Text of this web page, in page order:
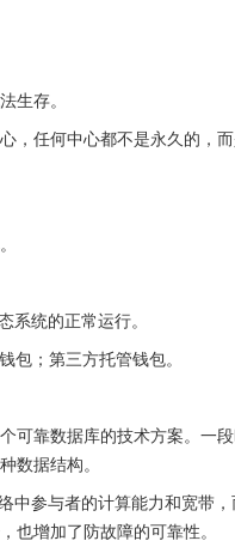
生存。
，任何中心都不是永久的，
统的正常运行。
包；第三方托管钱包。
可靠数据库的技术方案。一
数据结构。
中参与者的计算能力和宽带
也增加了防故障的可靠性。